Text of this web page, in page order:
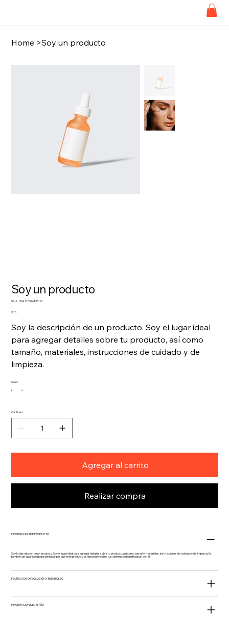
Home >Soy un producto
Soy un producto
SKU: SKU
364115376135191
Precio
$ 10
Soy la descripción de un producto. Soy el lugar ideal
para agregar detalles sobre tu producto, así como
tamaño, materiales, instrucciones de cuidado y de
limpieza.
Color
Cantidad
Agregar al carrito
Realizar compra
INFORMACIÓN DE PRODUCTO
Soy la descripción de un producto. Soy el lugar ideal para agregar detalles sobre tu producto, así como tamaño, materiales, instrucciones de cuidado y de limpieza. Es
también un lugar ideal para destacar por qué este producto es especial y cómo tus clientes se beneficiarían con él.
POLÍTICA DE DEVOLUCIÓN Y REEMBOLSO
INFORMACIÓN DEL ENVÍO